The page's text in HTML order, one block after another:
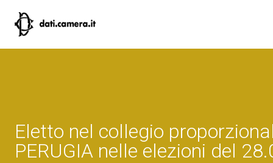
Eletto nel collegio
PERUGIA nelle elezioni del